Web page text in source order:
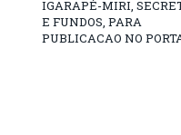
IGARAPÉ-MIRI,
E FUNDOS, PARA
PUBLICACAO NO